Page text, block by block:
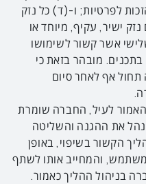
הזכות לפרטיות; ו-(ד) כל נזק
ישיר, עקיף, מיוחד או
אשר קשור לשימושו
מובהר בזאת כי
תחול אף לאחר סיום
האמור לעיל, החברה שומרת
את ההגנה והשליטה
הקשור בשיפוי, באופן
והמחייב אותו לשתף
בניהול ההליך כאמור.